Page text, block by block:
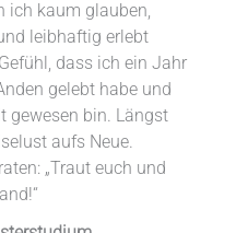
ich kaum glauben,
leibhaftig erlebt
dass ich ein Jahr
gelebt habe und
gewesen bin. Längst
aufs Neue.
„Traut euch und